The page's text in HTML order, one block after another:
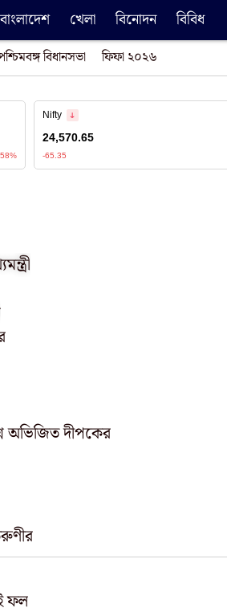
বাংলাদেশ খেলা বিনোদন বিবিধ
বিধানসভা ফিফা ২০২৬
অভিজিত দীপকের
ফল